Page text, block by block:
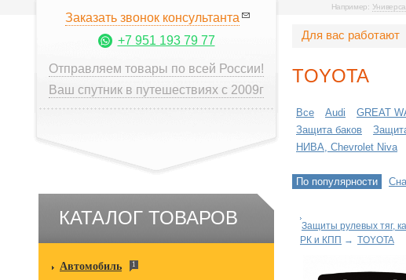
Например:
Заказать звонок консультанта
+7 951 193 79 77
Отправляем товары по всей России!
Ваш спутник в путешествиях с 2009г
КАТАЛОГ ТОВАРОВ
Автомобиль 1
Для вас работают
TOYOTA
Все Audi GREAT
Защита баков
НИВА, Chevrolet Niva
По популярности
Защиты рулевых тяг,
РК и КПП → TOYOTA